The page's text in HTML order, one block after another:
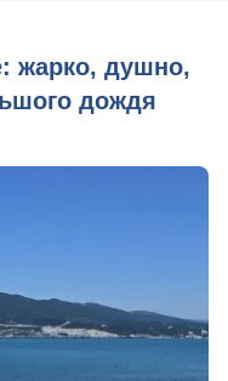
жарко, душно,
дождя